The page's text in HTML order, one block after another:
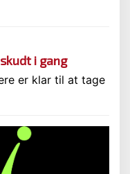
i gang
er klar til at tage